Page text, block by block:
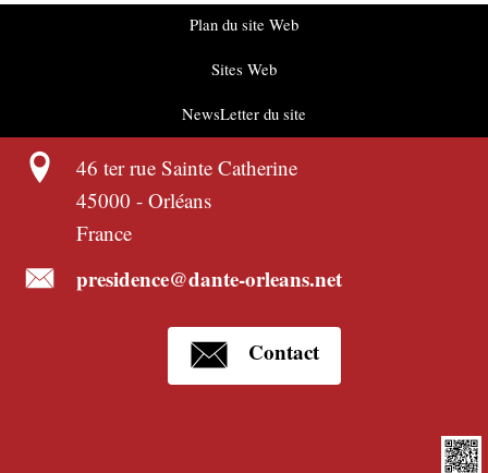
Plan du site Web
Sites Web
NewsLetter du site
46 ter rue Sainte Catherine
45000 - Orléans
France
presidence@dante-orleans.net
Contact